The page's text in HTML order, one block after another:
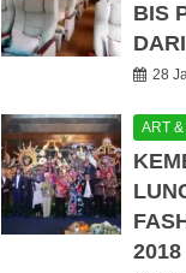
BIS
28
ART
2018